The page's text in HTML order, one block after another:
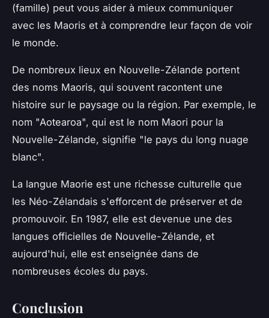
(famille) peut vous aider à mieux communiquer
avec les Maoris et à comprendre leur façon de voir
le monde.
De nombreux lieux en Nouvelle-Zélande portent
des noms Maoris, qui souvent racontent une
histoire sur le paysage ou la région. Par exemple, le
nom "Aotearoa", qui est le nom Maori pour la
Nouvelle-Zélande, signifie "le pays du long nuage
blanc".
La langue Maorie est une richesse culturelle que
les Néo-Zélandais s'efforcent de préserver et de
promouvoir. En 1987, elle est devenue une des
langues officielles de Nouvelle-Zélande, et
aujourd'hui, elle est enseignée dans de
nombreuses écoles du pays.
Conclusion